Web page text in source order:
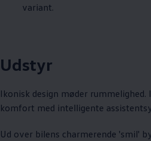
variant.
Udstyr
Ikonisk design møder rummelighed.
komfort med intelligente
Ud over bilens charmerende 'smil'